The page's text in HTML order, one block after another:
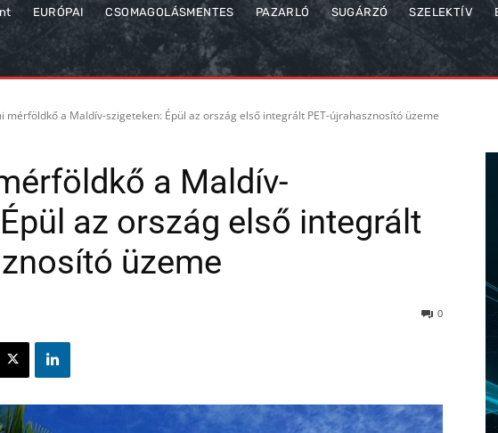
EURÓPAI CSOMAGOLÁSMENTES PAZARLÓ SUGÁRZÓ SZELEKTÍV
mérföldkő a Maldív-szigeteken: Épül az ország első integrált PET-újrahasznosító üzeme
a Maldív-
az ország első integrált
üzeme
0